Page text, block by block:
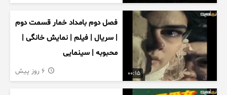
00:15
فصل دوم بامداد خمار قسمت دوم
| سریال | فیلم | نمایش خانگی |
محبوبه | سینمایی